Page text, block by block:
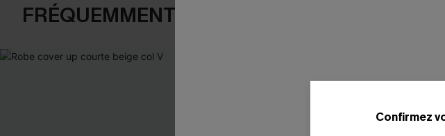
FRÉQUEMMENT ACHETÉS ENSEMBLE
Confirmez